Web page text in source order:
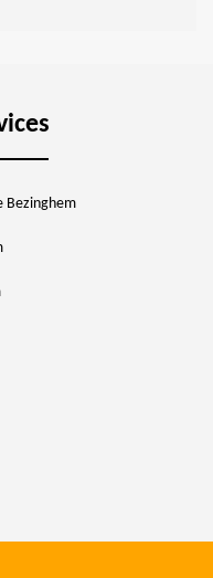
Bezinghem